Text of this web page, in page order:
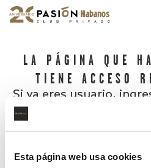
Esta página web usa cookies
LA PÁGINA QUE
TIENE ACCESO
Si ya eres usuario,